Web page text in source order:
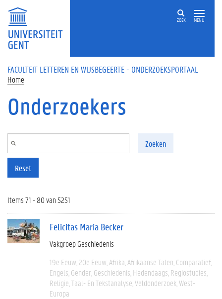
Overslaan en naar de inhoud gaan
ZOEK MENU
FACULTEIT LETTEREN EN WIJSBEGEERTE - ONDERZOEKSPORTAAL
Home
Onderzoekers
Zoeken
Reset
Items 71 - 80 van 5251
Felicitas Maria Becker
Vakgroep Geschiedenis
19e Eeuw 20e Eeuw Afrika Afrikaanse Talen Comparatief
Engels Gender Geschiedenis Hedendaags Regiostudies
Religie Taal- En Tekstanalyse Veldonderzoek West-
Europa